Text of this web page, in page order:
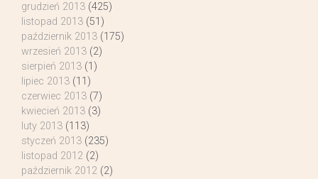
grudzień 2013 (425)
listopad 2013 (51)
październik 2013 (175)
wrzesień 2013 (2)
sierpień 2013 (1)
lipiec 2013 (11)
czerwiec 2013 (7)
kwiecień 2013 (3)
luty 2013 (113)
styczeń 2013 (235)
listopad 2012 (2)
październik 2012 (2)